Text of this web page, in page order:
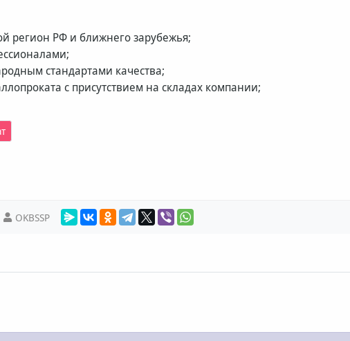
регион РФ и ближнего зарубежья;
стандартами качества;
с присутствием на складах компании;
OKBSSP